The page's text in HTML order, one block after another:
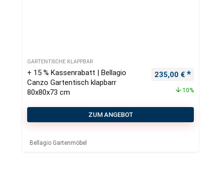
GARTENTISCHE KLAPPBAR
+ 15 % Kassenrabatt | Bellagio
Canzo Gartentisch klapbarr
80x80x73 cm
Ursprünglicher
235,00 €
10%
ZUM ANGEBOT
Bellagio Gartenmöbel